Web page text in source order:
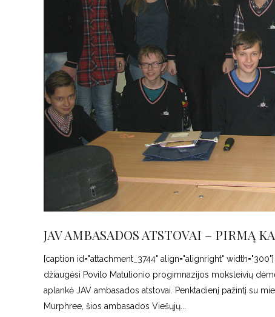
JAV AMBASADOS ATSTOVAI – PIRMĄ
[caption id="attachment_3744" align="alignright"
džiaugėsi Povilo Matulionio progimnazijos moksleivių
aplankė JAV ambasados atstovai. Penktadienį pažintį su
Murphree, šios ambasados Viešųjų